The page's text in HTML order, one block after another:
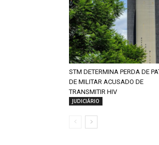
STM DETERMINA PERDA DE
DE MILITAR ACUSADO DE
TRANSMITIR HIV
JUDICIÁRIO